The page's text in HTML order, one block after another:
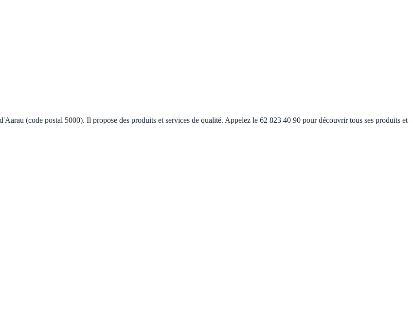
(code postal 5000). Il propose des produits et services de qualité. Appelez le 62 823 40 90 pour découvrir tous ses produits et